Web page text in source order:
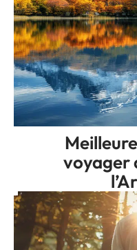
voyager